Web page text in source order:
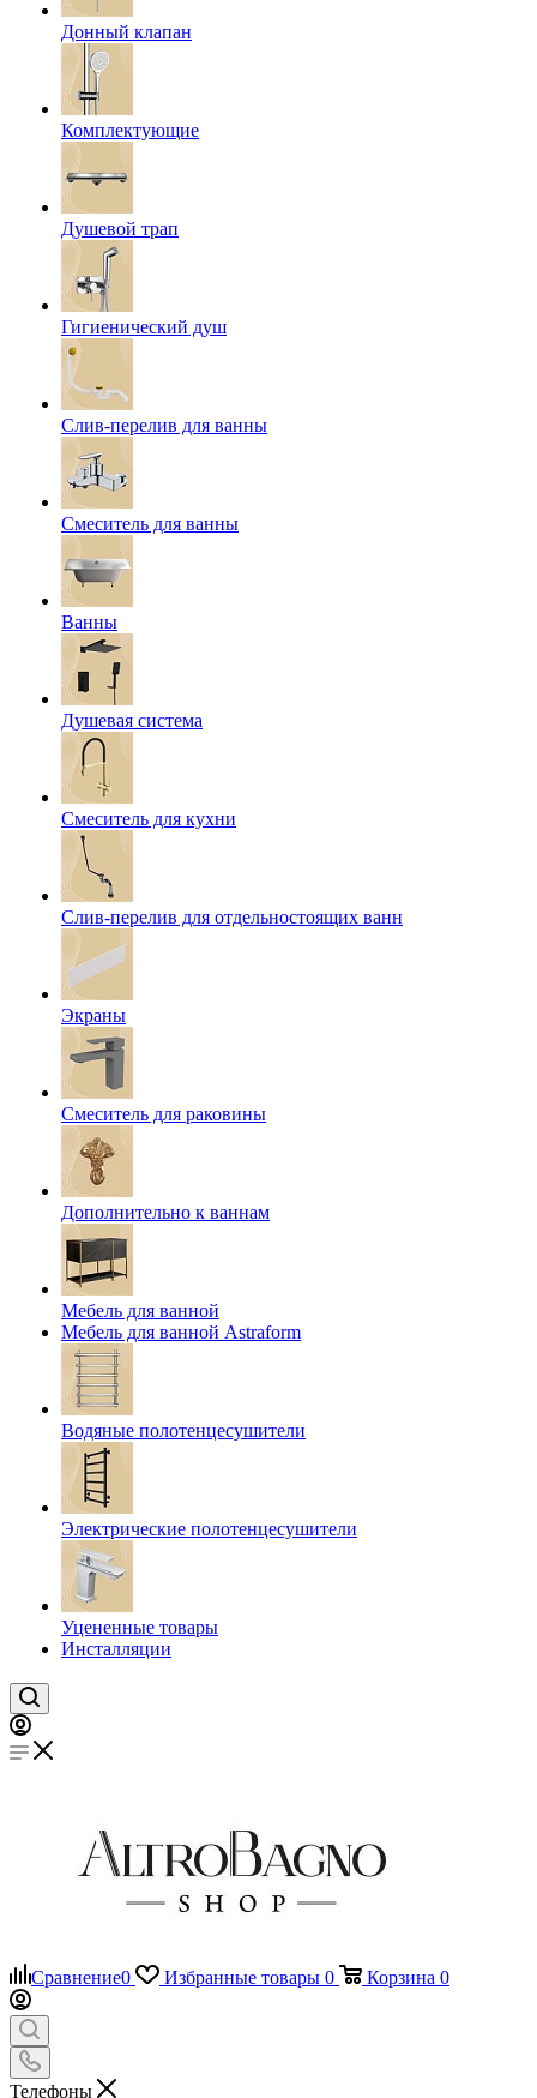
Донный клапан
Комплектующие
Душевой трап
Гигиенический душ
Слив-перелив для ванны
Смеситель для ванны
Ванны
Душевая система
Смеситель для кухни
Слив-перелив для отдельностоящих ванн
Экраны
Смеситель для раковины
Дополнительно к ваннам
Мебель для ванной
Мебель для ванной Astraform
Водяные полотенцесушители
Электрические полотенцесушители
Уцененные товары
Инсталляции
Сравнение0 Избранные товары 0 Корзина 0
Телефоны